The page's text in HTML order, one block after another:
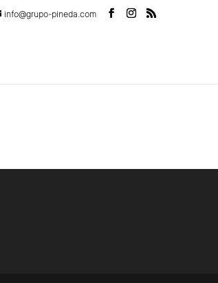
info@grupo-pineda.com